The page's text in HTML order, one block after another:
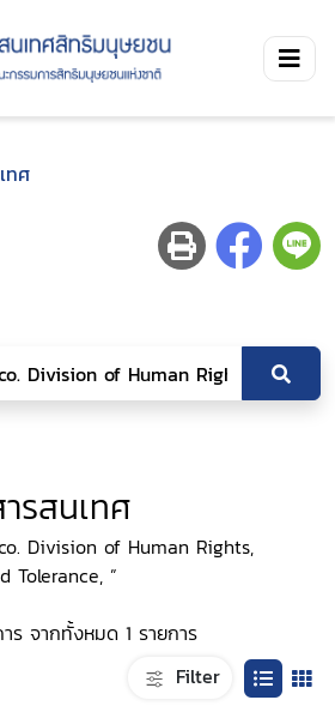
ทศ
รสนเทศ
Division of Human Rights,
Tolerance, ”
ร จากทั้งหมด 1 รายการ
Filter